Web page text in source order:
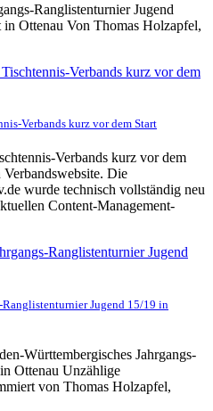
Ranglistenturnier Jugend
Ottenau Von Thomas Holzapfel,
Verbands kurz vor dem Start
Verbands kurz vor dem
Verbandswebsite. Die
wurde technisch vollständig neu
Content-Management-
Ranglistenturnier Jugend 15/19 in
Württembergisches Jahrgangs-
Ottenau Unzählige
von Thomas Holzapfel,